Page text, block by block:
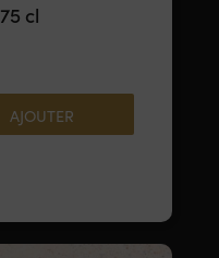
75 cl
AJOUTER